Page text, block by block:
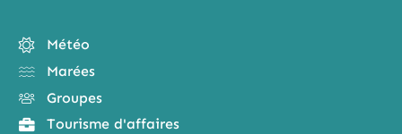
Météo
Marées
Groupes
Tourisme d'affaires